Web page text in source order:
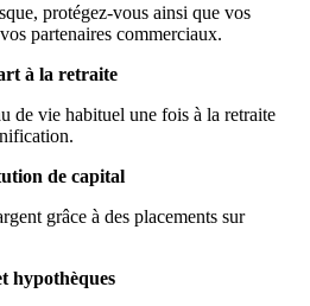
protégez-vous ainsi que vos
partenaires commerciaux.
à la retraite
de vie habituel une fois à la retraite
de capital
grâce à des placements sur
hypothèques